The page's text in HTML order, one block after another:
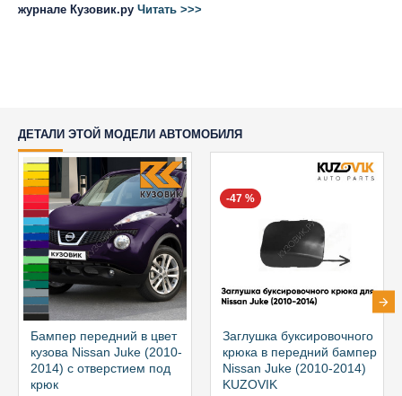
журнале Кузовик.ру Читать >>>
ДЕТАЛИ ЭТОЙ МОДЕЛИ АВТОМОБИЛЯ
Бампер передний в цвет
кузова Nissan Juke (2010-
2014) с отверстием под
крюк
-47 %
Заглушка буксировочного
крюка в передний бампер
Nissan Juke (2010-2014)
KUZOVIK